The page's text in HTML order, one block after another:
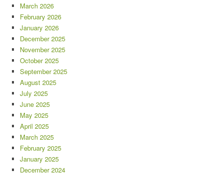
March 2026
February 2026
January 2026
December 2025
November 2025
October 2025
September 2025
August 2025
July 2025
June 2025
May 2025
April 2025
March 2025
February 2025
January 2025
December 2024